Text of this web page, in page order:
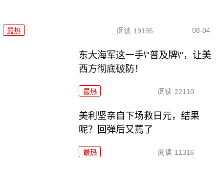
最热 阅读 19195 08-04
东大海军这一手\"普及牌\"，让美
西方彻底破防！
最热 阅读 22110
美利坚亲自下场救日元，结果
呢？回弹后又蔫了
最热 阅读 11316